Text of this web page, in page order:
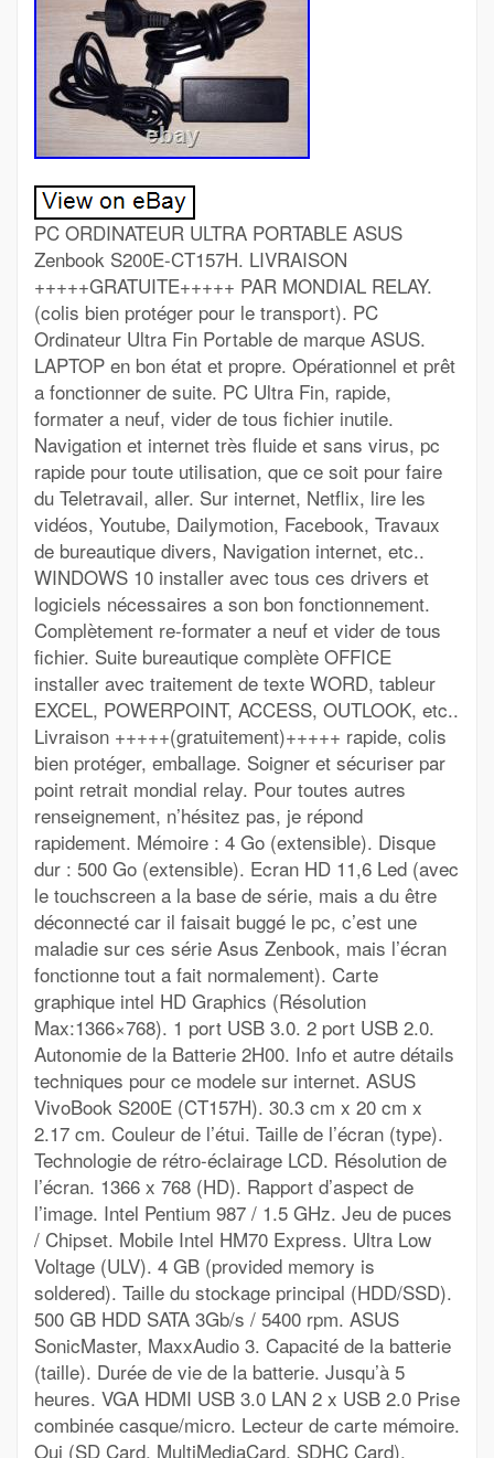
PC ORDINATEUR ULTRA PORTABLE ASUS
Zenbook S200E-CT157H. LIVRAISON
+++++GRATUITE+++++ PAR MONDIAL RELAY.
(colis bien protéger pour le transport). PC
Ordinateur Ultra Fin Portable de marque ASUS.
LAPTOP en bon état et propre. Opérationnel et prêt
a fonctionner de suite. PC Ultra Fin, rapide,
formater a neuf, vider de tous fichier inutile.
Navigation et internet très fluide et sans virus, pc
rapide pour toute utilisation, que ce soit pour faire
du Teletravail, aller. Sur internet, Netflix, lire les
vidéos, Youtube, Dailymotion, Facebook, Travaux
de bureautique divers, Navigation internet, etc..
WINDOWS 10 installer avec tous ces drivers et
logiciels nécessaires a son bon fonctionnement.
Complètement re-formater a neuf et vider de tous
fichier. Suite bureautique complète OFFICE
installer avec traitement de texte WORD, tableur
EXCEL, POWERPOINT, ACCESS, OUTLOOK, etc..
Livraison +++++(gratuitement)+++++ rapide, colis
bien protéger, emballage. Soigner et sécuriser par
point retrait mondial relay. Pour toutes autres
renseignement, n’hésitez pas, je répond
rapidement. Mémoire : 4 Go (extensible). Disque
dur : 500 Go (extensible). Ecran HD 11,6 Led (avec
le touchscreen a la base de série, mais a du être
déconnecté car il faisait buggé le pc, c’est une
maladie sur ces série Asus Zenbook, mais l’écran
fonctionne tout a fait normalement). Carte
graphique intel HD Graphics (Résolution
Max:1366×768). 1 port USB 3.0. 2 port USB 2.0.
Autonomie de la Batterie 2H00. Info et autre détails
techniques pour ce modele sur internet. ASUS
VivoBook S200E (CT157H). 30.3 cm x 20 cm x
2.17 cm. Couleur de l’étui. Taille de l’écran (type).
Technologie de rétro-éclairage LCD. Résolution de
l’écran. 1366 x 768 (HD). Rapport d’aspect de
l’image. Intel Pentium 987 / 1.5 GHz. Jeu de puces
/ Chipset. Mobile Intel HM70 Express. Ultra Low
Voltage (ULV). 4 GB (provided memory is
soldered). Taille du stockage principal (HDD/SSD).
500 GB HDD SATA 3Gb/s / 5400 rpm. ASUS
SonicMaster, MaxxAudio 3. Capacité de la batterie
(taille). Durée de vie de la batterie. Jusqu’à 5
heures. VGA HDMI USB 3.0 LAN 2 x USB 2.0 Prise
combinée casque/micro. Lecteur de carte mémoire.
Oui (SD Card, MultiMediaCard, SDHC Card).